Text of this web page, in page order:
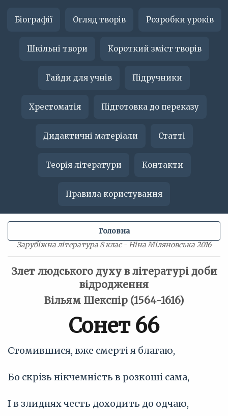
Біографії Огляд творів Розробки уроків
Шкільні твори Короткий зміст творів
Гайди для учнів Підручники
Хрестоматія Підготовка до переказу
Дидактичні матеріали Статті
Теорія літератури Контакти
Правила користування
Зарубіжна література 8 клас - Ніна Міляновська 2016
Головна
Злет людського духу в літературі доби
відродження
Вільям Шекспір (1564-1616)
Сонет 66
Стомившися, вже смерті я благаю,
Бо скрізь нікчемність в розкоші сама,
І в злиднях честь доходить до одчаю,